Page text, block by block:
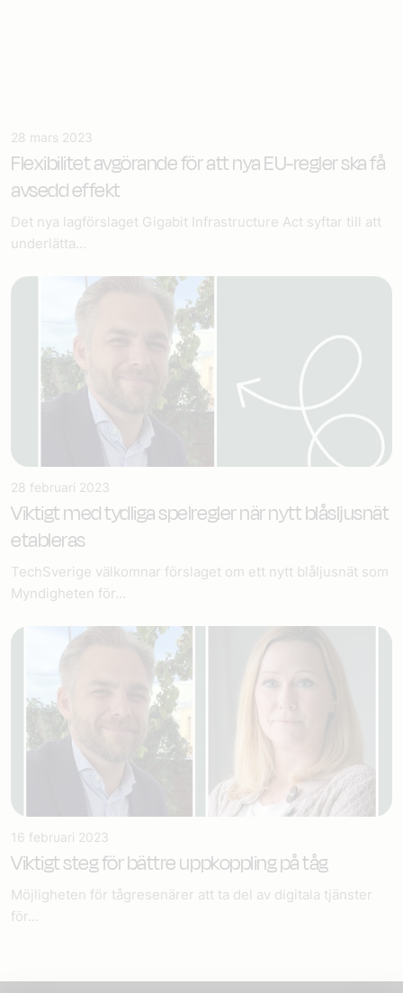
28 mars 2023
Flexibilitet avgörande för att nya EU-regler ska få
avsedd effekt
Det nya lagförslaget Gigabit Infrastructure Act syftar till att
underlätta...
28 februari 2023
Viktigt med tydliga spelregler när nytt blåsljusnät
etableras
TechSverige välkomnar förslaget om ett nytt blåljusnät som
Myndigheten för...
16 februari 2023
Viktigt steg för bättre uppkoppling på tåg
Möjligheten för tågresenärer att ta del av digitala tjänster
för...